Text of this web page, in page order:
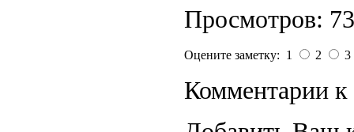
Просмотров:
Оцените заметку: 1 2 3
Комментарии к